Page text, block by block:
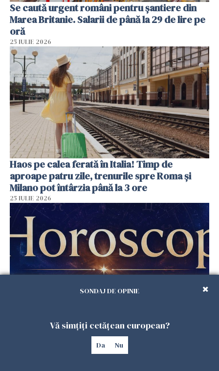
Se caută urgent români pentru șantiere din
Marea Britanie. Salarii de până la 29 de lire pe
oră
25 IULIE 2026
Haos pe calea ferată în Italia! Timp de
aproape patru zile, trenurile spre Roma și
Milano pot întârzia până la 3 ore
25 IULIE 2026
Horoscop duminică, 26 iulie. Astrele
răstoarnă calculele pentru unele zodii
SONDAJ DE OPINIE
Vă simțiți cetățean european?
Da Nu